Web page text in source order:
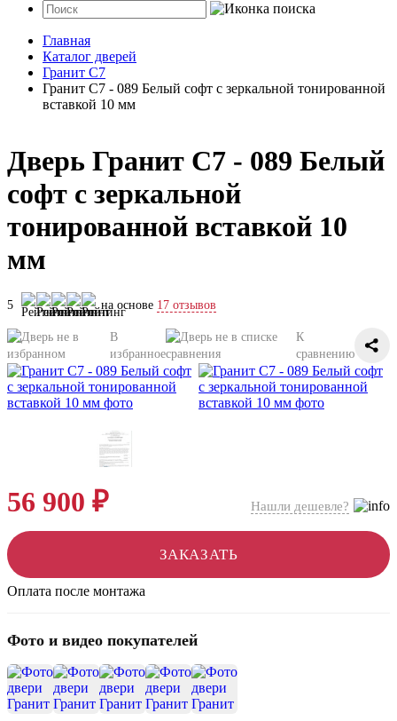
Главная
Каталог дверей
Гранит C7
Гранит C7 - 089 Белый софт с зеркальной тонированной
вставкой 10 мм
Дверь Гранит C7 - 089 Белый
софт с зеркальной
тонированной вставкой 10
мм
5 на основе 17 отзывов
В
избранное
К
сравнению
56 900 ₽ Нашли дешевле?
ЗАКАЗАТЬ
Оплата после монтажа
Фото и видео покупателей